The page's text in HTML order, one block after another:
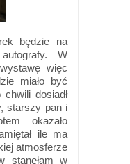
będzie na
W
więc
miało być
dosiadł
starszy pan i
okazało
ile ma
atmosferze
stanęłam w